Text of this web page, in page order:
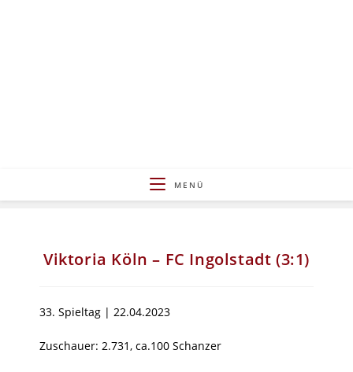
MENÜ
Viktoria Köln – FC Ingolstadt (3:1)
33. Spieltag | 22.04.2023
Zuschauer: 2.731, ca.100 Schanzer